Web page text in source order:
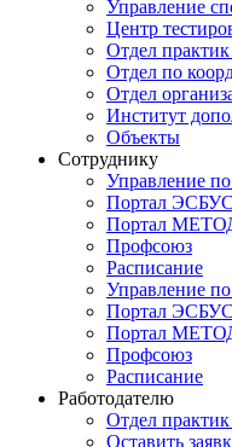
Управление
Центр
Отдел практик
Отдел по
Отдел
Институт
Объекты
Сотруднику
Управление по
Портал ЭСБУС
Портал
Профсоюз
Расписание
Управление по
Портал ЭСБУС
Портал
Профсоюз
Расписание
Работодателю
Отдел практик
Оставить